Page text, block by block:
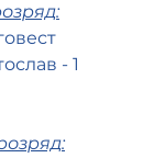
- 1